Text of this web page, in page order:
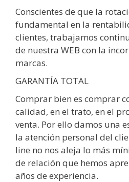
Conscientes de que la
fundamental en la
clientes, trabajamos
de nuestra WEB con la
marcas.
GARANTÍA TOTAL
Comprar bien es comprar
calidad, en el trato, en el
venta. Por ello damos una
la atención personal del
line no nos aleja lo más
de relación que hemos
años de experiencia.